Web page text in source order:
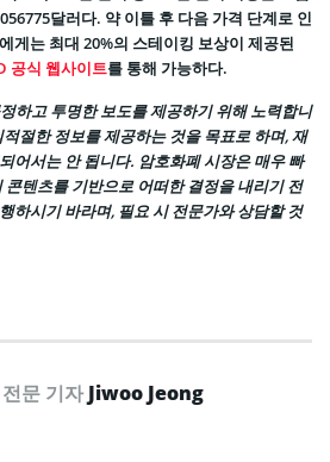
달러다. 약 이틀 후 다음 가격 단계로 인
게는 최대 20%의 스테이킹 보상이 제공된
공식 웹사이트를 통해 가능하다.
하고 투명한 보도를 제공하기 위해 노력합니
절한 정보를 제공하는 것을 목표로 하며, 재
어서는 안 됩니다. 암호화폐 시장은 매우 빠
텐츠를 기반으로 어떠한 결정을 내리기 전
하시기 바라며, 필요 시 전문가와 상담할 것
문 기자Jiwoo Jeong